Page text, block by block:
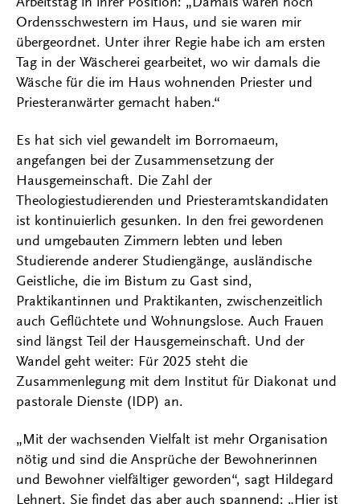
Ordensschwestern im Haus, und sie waren mir
übergeordnet. Unter ihrer Regie habe ich am ersten
Tag in der Wäscherei gearbeitet, wo wir damals die
Wäsche für die im Haus wohnenden Priester und
Priesteranwärter gemacht haben.“
Es hat sich viel gewandelt im Borromaeum,
angefangen bei der Zusammensetzung der
Hausgemeinschaft. Die Zahl der
Theologiestudierenden und Priesteramtskandidaten
ist kontinuierlich gesunken. In den frei gewordenen
und umgebauten Zimmern lebten und leben
Studierende anderer Studiengänge, ausländische
Geistliche, die im Bistum zu Gast sind,
Praktikantinnen und Praktikanten, zwischenzeitlich
auch Geflüchtete und Wohnungslose. Auch Frauen
sind längst Teil der Hausgemeinschaft. Und der
Wandel geht weiter: Für 2025 steht die
Zusammenlegung mit dem Institut für Diakonat und
pastorale Dienste (IDP) an.
„Mit der wachsenden Vielfalt ist mehr Organisation
nötig und sind die Ansprüche der Bewohnerinnen
und Bewohner vielfältiger geworden“, sagt Hildegard
Lehnert. Sie findet das aber auch spannend: „Hier ist